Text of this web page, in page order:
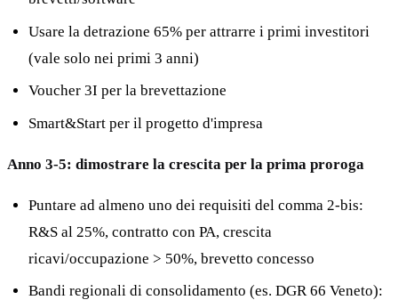
Usare la detrazione 65% per attrarre i primi investitori
(vale solo nei primi 3 anni)
Voucher 3I per la brevettazione
Smart&Start per il progetto d'impresa
Anno 3-5: dimostrare la crescita per la prima proroga
Puntare ad almeno uno dei requisiti del comma 2-bis:
R&S al 25%, contratto con PA, crescita
ricavi/occupazione > 50%, brevetto concesso
Bandi regionali di consolidamento (es. DGR 66 Veneto):